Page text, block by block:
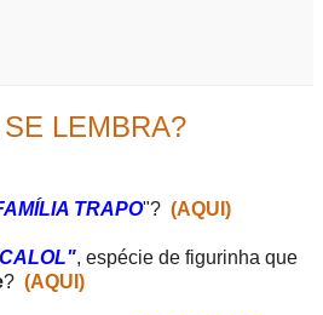
LEMBRA?
TRAPO"? (AQUI)
, espécie de figurinha que
? (AQUI)